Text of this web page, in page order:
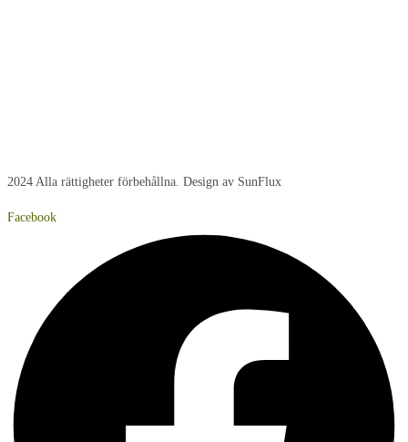
2024 Alla rättigheter förbehållna. Design av SunFlux
Facebook